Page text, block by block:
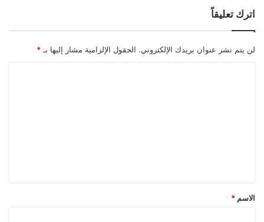
اترك تعليقاً
لن يتم نشر عنوان بريدك الإلكتروني. الحقول الإلزامية مشار إليها بـ *
*
الاسم *